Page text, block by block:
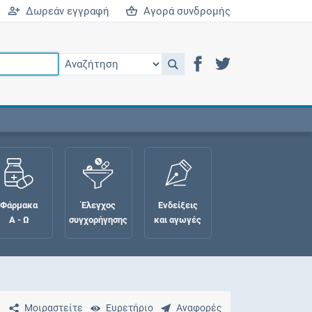
Δωρεάν εγγραφή Αγορά συνδρομής
Φάρμακα
Α - Ω
Έλεγχος
συγχορήγησης
Ενδείξεις
και αγωγές
Μοιραστείτε Ευρετήριο Αναφορές